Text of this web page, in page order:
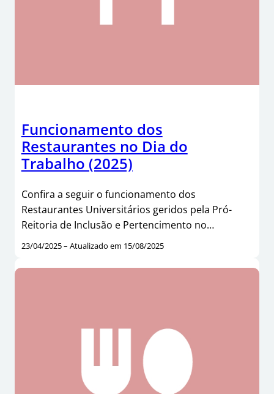
Funcionamento dos
Restaurantes no Dia do
Trabalho (2025)
Confira a seguir o funcionamento dos
Restaurantes Universitários geridos pela Pró-
Reitoria de Inclusão e Pertencimento no…
23/04/2025 – Atualizado em 15/08/2025